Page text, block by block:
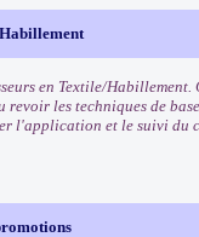
en Textile/
les techniques de
l'application et le suivi du